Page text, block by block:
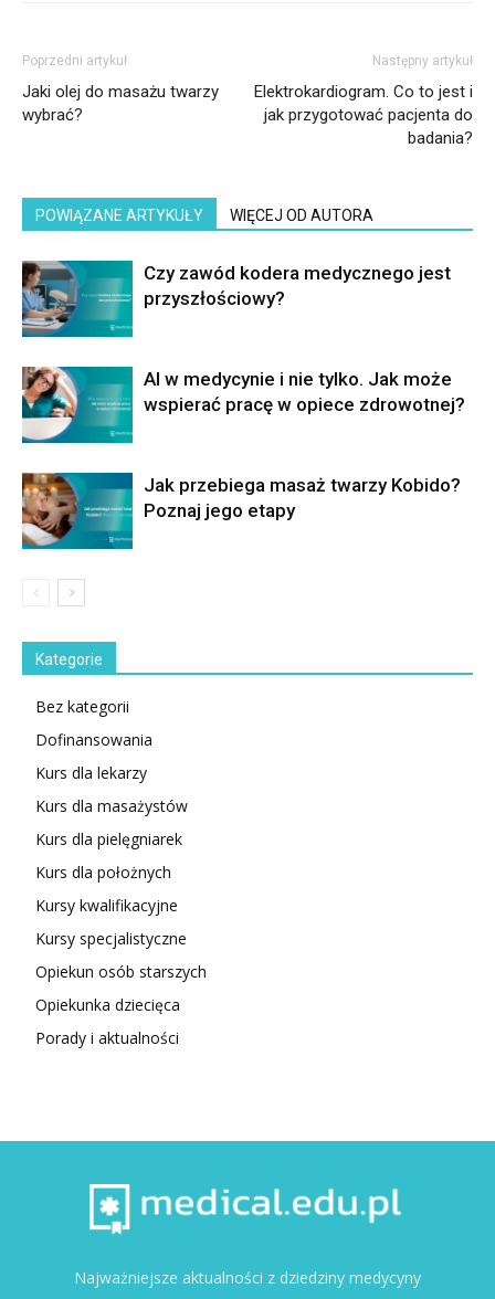
Poprzedni artykuł
Jaki olej do masażu twarzy
wybrać?
Następny artykuł
Elektrokardiogram. Co to jest i
jak przygotować pacjenta do
badania?
POWIĄZANE ARTYKUŁY WIĘCEJ OD AUTORA
Czy zawód kodera medycznego jest
przyszłościowy?
AI w medycynie i nie tylko. Jak może
wspierać pracę w opiece zdrowotnej?
Jak przebiega masaż twarzy Kobido?
Poznaj jego etapy
Kategorie
Bez kategorii
Dofinansowania
Kurs dla lekarzy
Kurs dla masażystów
Kurs dla pielęgniarek
Kurs dla położnych
Kursy kwalifikacyjne
Kursy specjalistyczne
Opiekun osób starszych
Opiekunka dziecięca
Porady i aktualności
Najważniejsze aktualności z dziedziny medycyny